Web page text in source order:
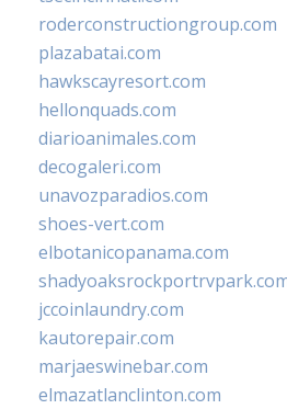
roderconstructiongroup.com
plazabatai.com
hawkscayresort.com
hellonquads.com
diarioanimales.com
decogaleri.com
unavozparadios.com
shoes-vert.com
elbotanicopanama.com
jccoinlaundry.com
kautorepair.com
marjaeswinebar.com
elmazatlanclinton.com